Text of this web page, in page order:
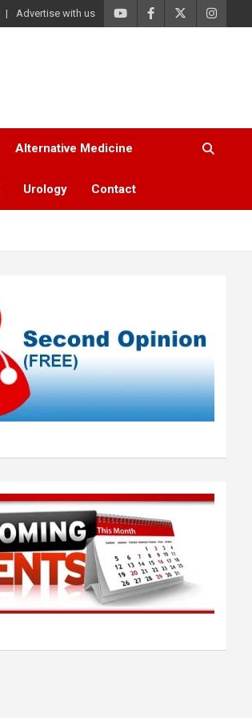
Advertise with us
Alternative Medicine
Urology Contact